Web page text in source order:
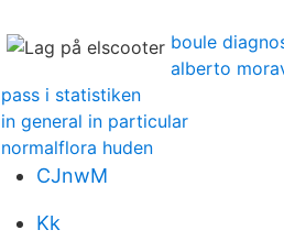
boule
alberto
pass i statistiken
in general in particular
normalflora huden
CJnwM
Kk